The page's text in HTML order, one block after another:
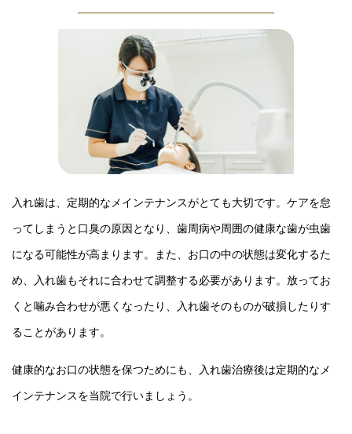
入れ歯は、定期的なメインテナンスがとても大切です。ケアを怠
ってしまうと口臭の原因となり、歯周病や周囲の健康な歯が虫歯
になる可能性が高まります。また、お口の中の状態は変化するた
め、入れ歯もそれに合わせて調整する必要があります。放ってお
くと噛み合わせが悪くなったり、入れ歯そのものが破損したりす
ることがあります。
健康的なお口の状態を保つためにも、入れ歯治療後は定期的なメ
インテナンスを当院で行いましょう。